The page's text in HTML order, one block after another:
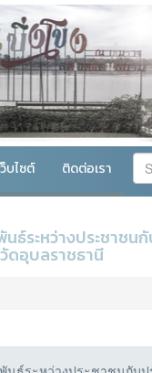
บไซต์ ติดต่อเรา
ธ์ระหว่างประชาช
ดอุบลราชธานี